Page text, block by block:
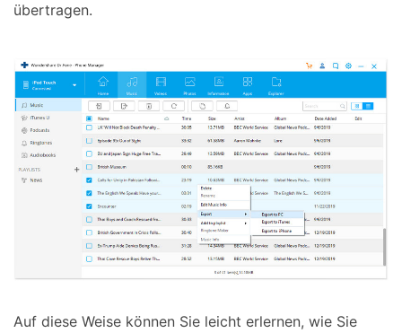
übertragen.
Auf diese Weise können Sie leicht erlernen, wie Sie